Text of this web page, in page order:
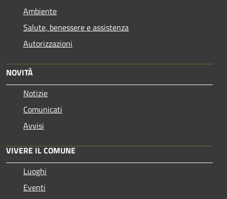
Ambiente
Salute, benessere e assistenza
Autorizzazioni
NOVITÀ
Notizie
Comunicati
Avvisi
VIVERE IL COMUNE
Luoghi
Eventi